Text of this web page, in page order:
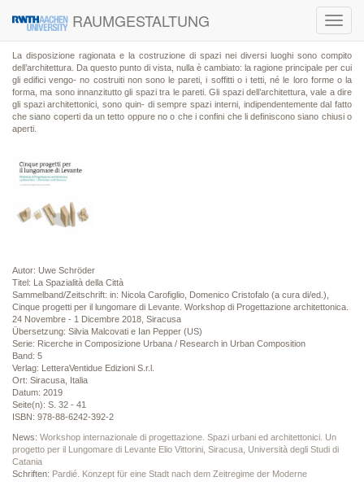
RAUMGESTALTUNG
La disposizione ragionata e la costruzione di spazi nei diversi luoghi sono compito
dell’architettura. Da questo punto di vista, nulla è cambiato: la ragione principale per cui
gli edifici vengo- no costruiti non sono le pareti, i soffitti o i tetti, né le loro forme o la
forma, ma sono innanzitutto gli spazi tra le pareti. Gli spazi dell’architettura, vale a dire
gli spazi architettonici, sono quin- di sempre spazi interni, indipendentemente dal fatto
che siano coperti da un tetto oppure no o che i confini che li definiscono siano chiusi o
aperti.
Autor: Uwe Schröder
Titel: La Spazialità della Città
Sammelband/Zeitschrift: in: Nicola Carofiglio, Domenico Cristofalo (a cura di/ed.),
Cinque progetti per il lungomare di Levante. Workshop di Progettazione architettonica.
24 Novembre - 1 Dicembre 2018, Siracusa
Übersetzung: Silvia Malcovati e Ian Pepper (US)
Serie: Ricerche in Composizione Urbana / Research in Urban Composition
Band: 5
Verlag: LetteraVentidue Edizioni S.r.l.
Ort: Siracusa, Italia
Datum: 2019
Seite(n): S. 32 - 41
ISBN: 978-88-6242-392-2
News: Workshop internazionale di progettazione. Spazi urbani ed architettonici. Un
progetto per il Lungomare di Levante Elio Vittorini, Siracusa, Università degli Studi di
Catania
Schriften: Pardié. Konzept für eine Stadt nach dem Zeitregime der Moderne